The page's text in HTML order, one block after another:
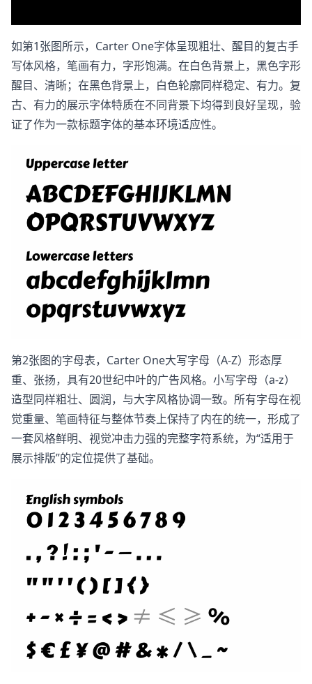
如第1张图所示，Carter One字体呈现粗壮、醒目的复古手
写体风格，笔画有力，字形饱满。在白色背景上，黑色字形
醒目、清晰；在黑色背景上，白色轮廓同样稳定、有力。复
古、有力的展示字体特质在不同背景下均得到良好呈现，验
证了作为一款标题字体的基本环境适应性。
第2张图的字母表，Carter One大写字母（A-Z）形态厚
重、张扬，具有20世纪中叶的广告风格。小写字母（a-z）
造型同样粗壮、圆润，与大字风格协调一致。所有字母在视
觉重量、笔画特征与整体节奏上保持了内在的统一，形成了
一套风格鲜明、视觉冲击力强的完整字符系统，为“适用于
展示排版”的定位提供了基础。